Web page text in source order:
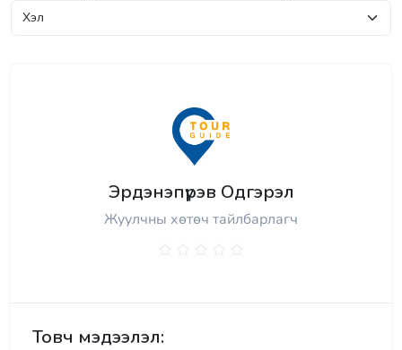
Эрдэнэпүрэв Одгэрэл
Жуулчны хөтөч тайлбарлагч
Товч мэдээлэл: